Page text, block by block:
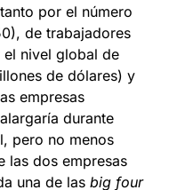
por el número
de trabajadores
nivel global de
de dólares) y
empresas
durante
pero no menos
las dos empresas
una de las big four